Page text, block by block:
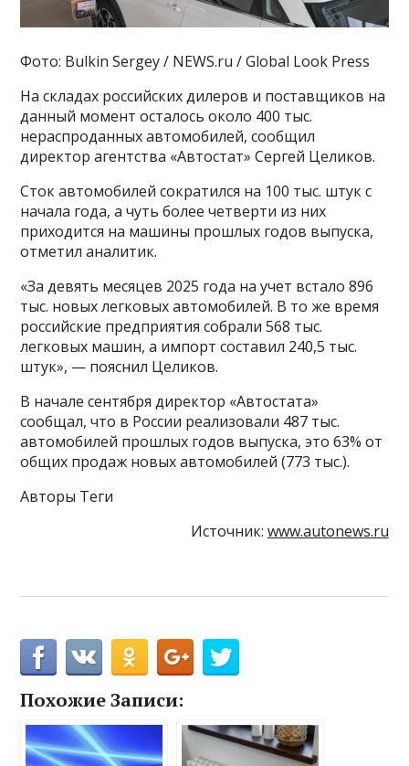
Фото: Bulkin Sergey / NEWS.ru / Global Look Press
На складах российских дилеров и поставщиков на
данный момент осталось около 400 тыс.
нераспроданных автомобилей, сообщил
директор агентства «Автостат» Сергей Целиков.
Сток автомобилей сократился на 100 тыс. штук с
начала года, а чуть более четверти из них
приходится на машины прошлых годов выпуска,
отметил аналитик.
«За девять месяцев 2025 года на учет встало 896
тыс. новых легковых автомобилей. В то же время
российские предприятия собрали 568 тыс.
легковых машин, а импорт составил 240,5 тыс.
штук», — пояснил Целиков.
В начале сентября директор «Автостата»
сообщал, что в России реализовали 487 тыс.
автомобилей прошлых годов выпуска, это 63% от
общих продаж новых автомобилей (773 тыс.).
Авторы Теги
Источник: www.autonews.ru
Похожие Записи: